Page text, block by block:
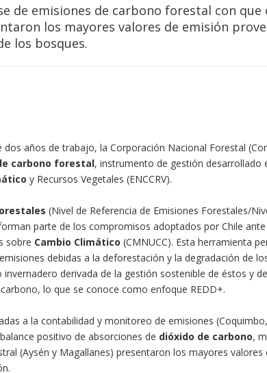
de emisiones de carbono forestal con que
los mayores valores de emisión
los bosques.
dos años de trabajo, la Corporación Nacional Forestal
carbono forestal, instrumento de gestión desarrollado
y Recursos Vegetales (ENCCRV).
(Nivel de Referencia de Emisiones Forestales/
parte de los compromisos adoptados por Chile ante
sobre Cambio Climático (CMNUCC). Esta herramienta
debidas a la deforestación y la degradación de
derivada de la gestión sostenible de éstos y
lo que se conoce como enfoque REDD+.
a la contabilidad y monitoreo de emisiones
positivo de absorciones de dióxido de carbono,
(Aysén y Magallanes) presentaron los mayores valores